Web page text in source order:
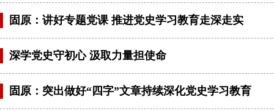
固原：讲好专题党课 推进党史学习教育走深走实
深学党史守初心 汲取力量担使命
固原：突出做好“四字”文章持续深化党史学习教育